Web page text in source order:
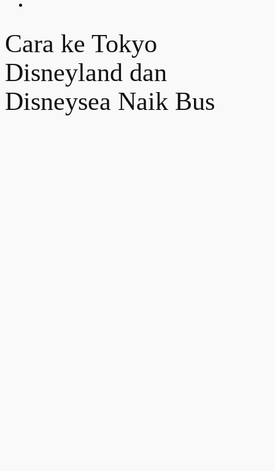
Cara ke Tokyo
Disneyland dan
Disneysea Naik Bus